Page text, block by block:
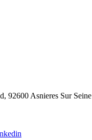
92600 Asnieres Sur Seine